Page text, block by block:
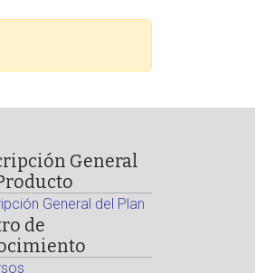
General
General del Plan
de